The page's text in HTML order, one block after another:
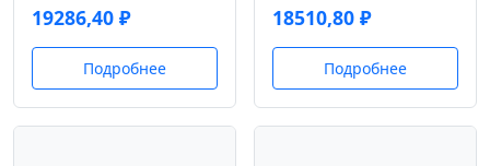
19286,40 ₽
Подробнее
18510,80 ₽
Подробнее